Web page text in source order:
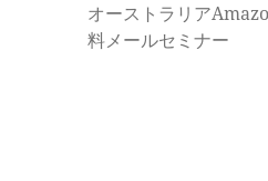
オーストラリア
料メールセミナー